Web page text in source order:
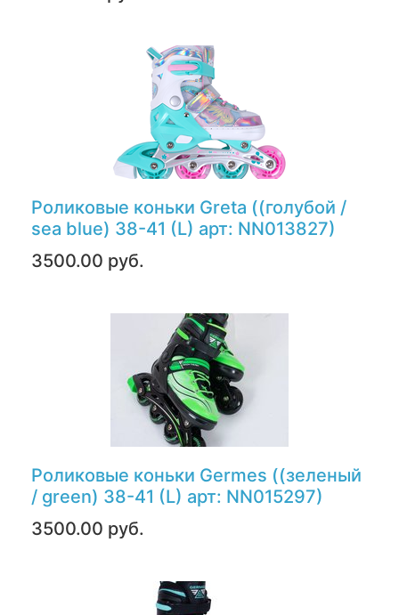
Роликовые коньки Greta ((голубой /
sea blue) 38-41 (L) арт: NN013827)
3500.00 руб.
Роликовые коньки Germes ((зеленый
/ green) 38-41 (L) арт: NN015297)
3500.00 руб.